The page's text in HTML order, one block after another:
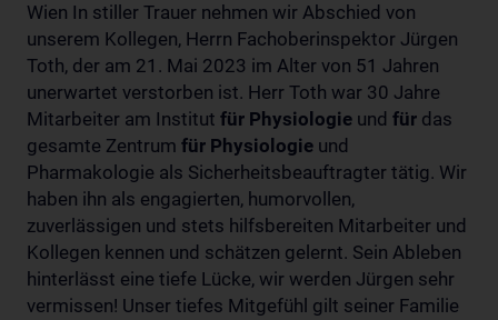
Wien In stiller Trauer nehmen wir Abschied von
unserem Kollegen, Herrn Fachoberinspektor Jürgen
Toth, der am 21. Mai 2023 im Alter von 51 Jahren
unerwartet verstorben ist. Herr Toth war 30 Jahre
Mitarbeiter am Institut für Physiologie und für das
gesamte Zentrum für Physiologie und
Pharmakologie als Sicherheitsbeauftragter tätig. Wir
haben ihn als engagierten, humorvollen,
zuverlässigen und stets hilfsbereiten Mitarbeiter und
Kollegen kennen und schätzen gelernt. Sein Ableben
hinterlässt eine tiefe Lücke, wir werden Jürgen sehr
vermissen! Unser tiefes Mitgefühl gilt seiner Familie